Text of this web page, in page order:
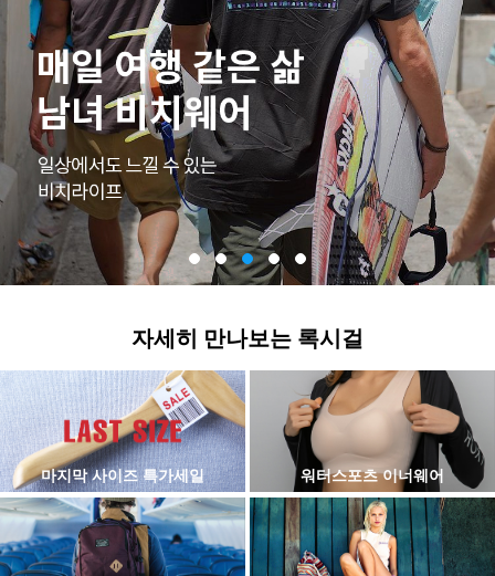
자세히 만나보는 록시걸
마지막 사이즈 특가세일 워터스포츠 이너웨어